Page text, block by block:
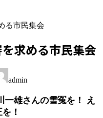
る市民集会
求める市民集会
admin
雄さんの雪冤を！ え
！